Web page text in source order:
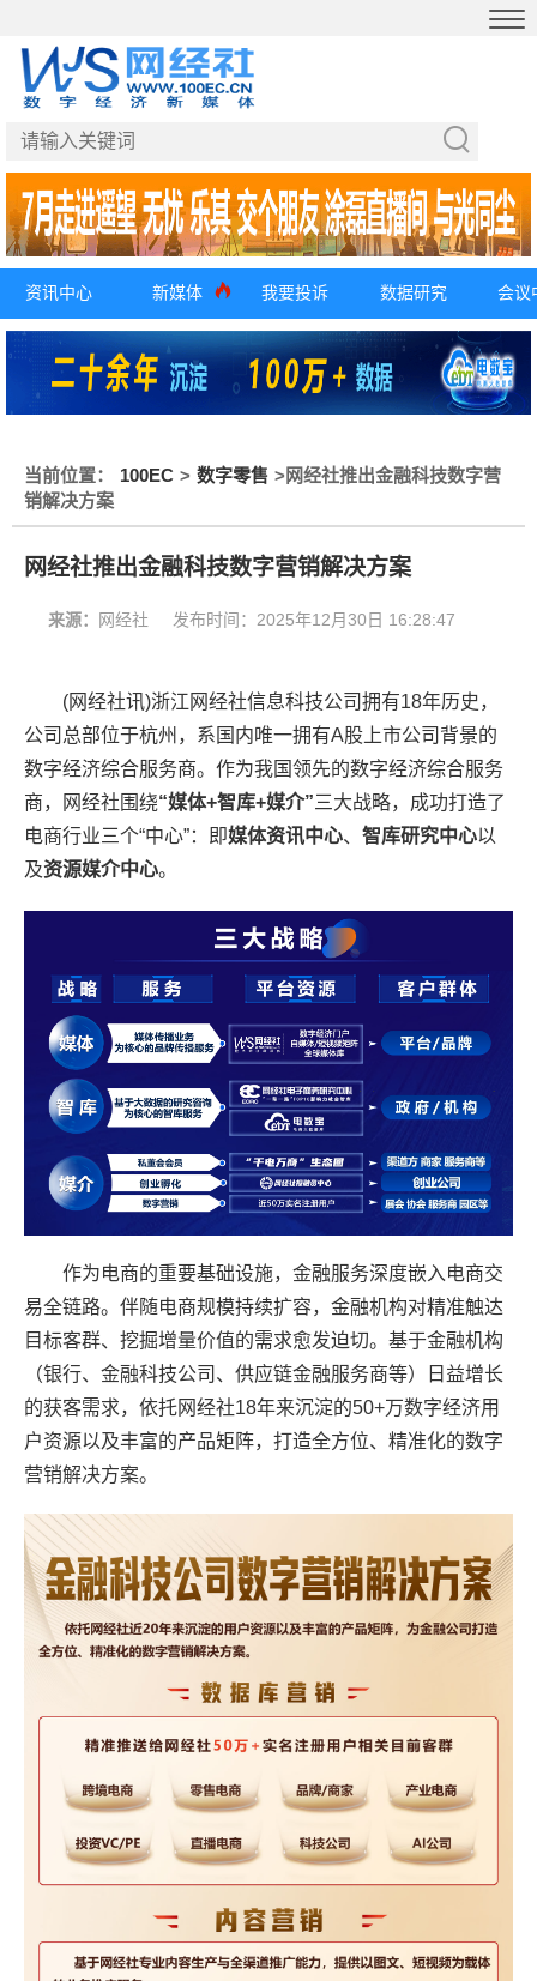
资讯中心 新媒体 我要投诉 数据研究 会议
当前位置： 100EC > 数字零售 >网经社推出金融科技数字营
销解决方案
网经社推出金融科技数字营销解决方案
来源： 网经社 发布时间： 2025年12月30日 16:28:47
(网经社讯)浙江网经社信息科技公司拥有18年历史，
公司总部位于杭州，系国内唯一拥有A股上市公司背景的
数字经济综合服务商。 作为我国领先的数字经济综合服务
商，网经社围绕“媒体+智库+媒介”三大战略， 成功打造了
电商行业三个“中心”：即媒体资讯中心、 智库研究中心以
及资源媒介中心。
作为电商的重要基础设施，金融服务深度嵌入电商交
易全链路。伴随电商规模持续扩容，金融机构对精准触达
目标客群、挖掘增量价值的需求愈发迫切。基于金融机构
（银行、金融科技公司、供应链金融服务商等）日益增长
的获客需求，依托网经社18年来沉淀的50+万数字经济用
户资源以及丰富的产品矩阵，打造全方位、精准化的数字
营销解决方案。